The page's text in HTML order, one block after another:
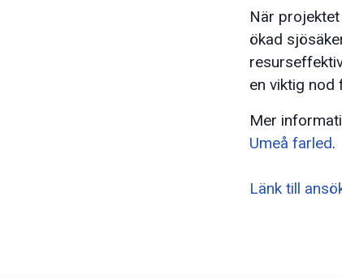
När
ökad
en viktig nod
Mer
Umeå farled.
Länk till